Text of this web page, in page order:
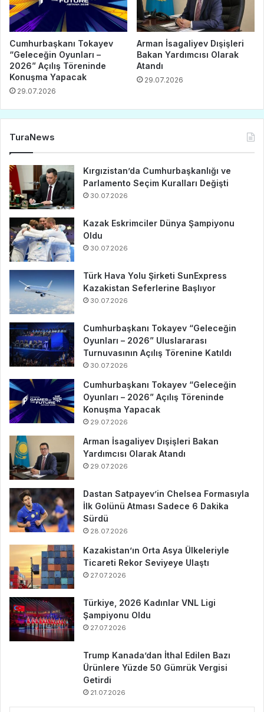
Cumhurbaşkanı Tokayev
“Geleceğin Oyunları –
2026” Açılış Töreninde
Konuşma Yapacak
29.07.2026
Arman İsagaliyev Dışişleri
Bakan Yardımcısı Olarak
Atandı
29.07.2026
TuraNews
Kırgızistan’da Cumhurbaşkanlığı ve
Parlamento Seçim Kuralları Değişti
30.07.2026
Kazak Eskrimciler Dünya Şampiyonu
Oldu
30.07.2026
Türk Hava Yolu Şirketi SunExpress
Kazakistan Seferlerine Başlıyor
30.07.2026
Cumhurbaşkanı Tokayev “Geleceğin
Oyunları – 2026” Uluslararası
Turnuvasının Açılış Törenine Katıldı
30.07.2026
Cumhurbaşkanı Tokayev “Geleceğin
Oyunları – 2026” Açılış Töreninde
Konuşma Yapacak
29.07.2026
Arman İsagaliyev Dışişleri Bakan
Yardımcısı Olarak Atandı
29.07.2026
Dastan Satpayev’in Chelsea Formasıyla
İlk Golünü Atması Sadece 6 Dakika
Sürdü
28.07.2026
Kazakistan’ın Orta Asya Ülkeleriyle
Ticareti Rekor Seviyeye Ulaştı
27.07.2026
Türkiye, 2026 Kadınlar VNL Ligi
Şampiyonu Oldu
27.07.2026
Trump Kanada’dan İthal Edilen Bazı
Ürünlere Yüzde 50 Gümrük Vergisi
Getirdi
21.07.2026